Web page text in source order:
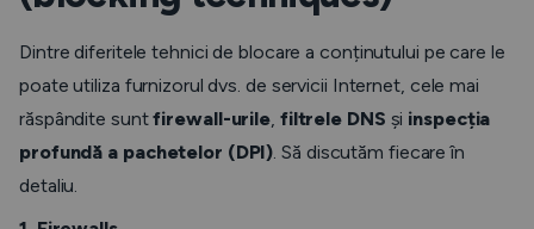
Dintre diferitele tehnici de blocare a conținutului pe care le
poate utiliza furnizorul dvs. de servicii Internet, cele mai
răspândite suntfirewall-urile, filtrele DNS și inspecția
profundă a pachetelor (DPI). Să discutăm fiecare în
detaliu.